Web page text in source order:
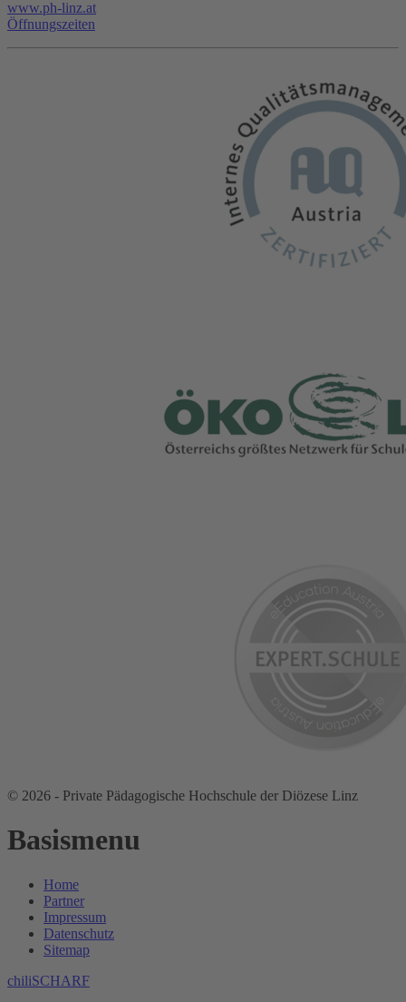
www.ph-linz.at
Öffnungszeiten
© 2026 - Private Pädagogische Hochschule der Diözese Linz
Basismenu
Home
Partner
Impressum
Datenschutz
Sitemap
chiliSCHARF